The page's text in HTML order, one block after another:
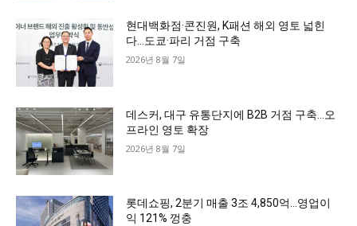
현대백화점·콘진원, K패션 해외 영토 넓힌
다…도쿄·파리 거점 구축
2026년 8월 7일
데스커, 대구 유통단지에 B2B 거점 구축…오
프라인 영토 확장
2026년 8월 7일
롯데쇼핑, 2분기 매출 3조 4,850억…영업이
익 121% 껑충